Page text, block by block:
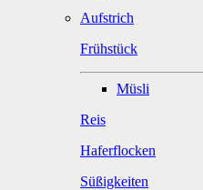
Aufstrich
Frühstück
Müsli
Reis
Haferflocken
Süßigkeiten